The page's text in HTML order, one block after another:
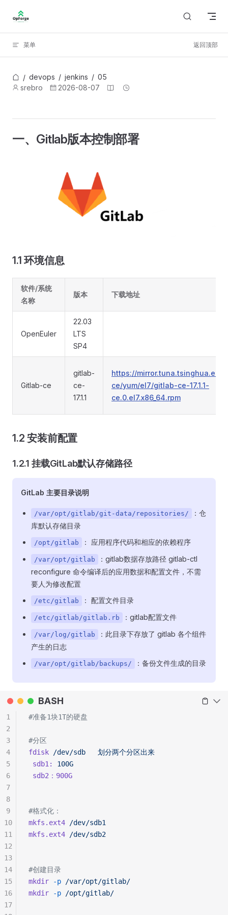
Skip to content
菜单 返回顶部
/ devops / jenkins / 05
srebro
2026-08-07
一、Gitlab版本控制部署
1.1 环境信息
软件/系统
名称
版本 下载地址
OpenEuler
22.03
LTS
SP4
Gitlab-ce
gitlab-
ce-
17.1.1
https://
ce/yum/el7/gitlab-ce-17.1.1-
ce.0.el7.x86_64.rpm
1.2 安装前配置
1.2.1 挂载GitLab默认存储路径
GitLab 主要目录说明
/var/opt/gitlab/git-data/repositories/
：仓
库默认存储目录
/opt/gitlab ： 应用程序代码和相应的依赖程序
/var/opt/gitlab
：gitlab数据存放路径 gitlab-ctl
reconfigure 命令编译后的应用数据和配置文件，不需
要人为修改配置
/etc/gitlab ： 配置文件目录
/etc/gitlab/gitlab.rb ：gitlab配置文件
/var/log/gitlab
：此目录下存放了 gitlab 各个组件
产生的日志
/var/opt/gitlab/backups/ ：备份文件生成的目录
BASH
#准备1块1T的硬盘
#分区
fdisk /dev/sdb
   划分两个分区出来
sdb1:
100G
sdb2：900G
#格式化：
mkfs.ext4 /dev/sdb1
mkfs.ext4 /dev/sdb2
#创建目录
mkdir -p /var/opt/gitlab/
mkdir -p /opt/gitlab/
1
2
3
4
5
6
7
8
9
10
11
12
13
14
15
16
17